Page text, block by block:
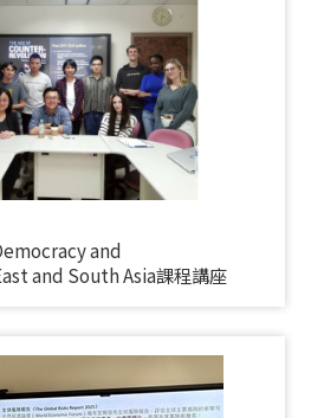
and
and South Asia課程講座